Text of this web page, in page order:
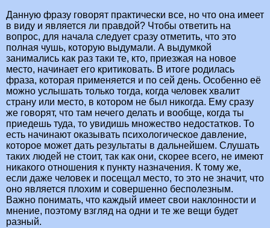
Данную фразу говорят практически все, но что она имеет
в виду и является ли правдой? Чтобы ответить на
вопрос, для начала следует сразу отметить, что это
полная чушь, которую выдумали. А выдумкой
занимались как раз таки те, кто, приезжая на новое
место, начинает его критиковать. В итоге родилась
фраза, которая применяется и по сей день. Особенно её
можно услышать только тогда, когда человек хвалит
страну или место, в котором не был никогда. Ему сразу
же говорят, что там нечего делать и вообще, когда ты
приедешь туда, то увидишь множество недостатков. То
есть начинают оказывать психологическое давление,
которое может дать результаты в дальнейшем. Слушать
таких людей не стоит, так как они, скорее всего, не имеют
никакого отношения к пункту назначения. К тому же,
если даже человек и посещал место, то это не значит, что
оно является плохим и совершенно бесполезным.
Важно понимать, что каждый имеет свои наклонности и
мнение, поэтому взгляд на одни и те же вещи будет
разный.